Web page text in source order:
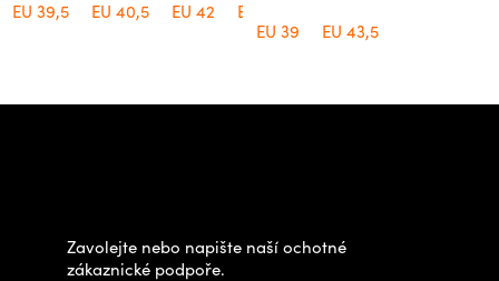
EU 39,5 EU 40,5 EU 42 EU 46
EU 39 EU 43,5
Z
Zavolejte nebo napište naší ochotné
zákaznické podpoře.